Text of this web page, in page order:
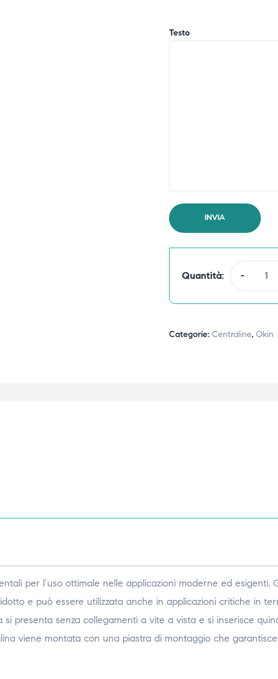
Testo
Quantità: -
Categorie: Centraline, Okin
per l’uso ottimale nelle applicazioni moderne ed esigenti.
e può essere utilizzata anche in applicazioni critiche in
presenta senza collegamenti a vite a vista e si inserisce
viene montata con una piastra di montaggio che garantisce